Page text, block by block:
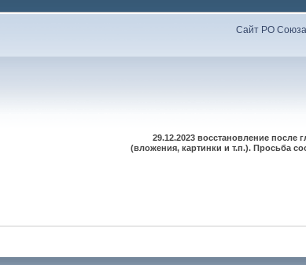
Сайт РО Союза
29.12.2023 восстановление после
(вложения, картинки и т.п.). Просьба